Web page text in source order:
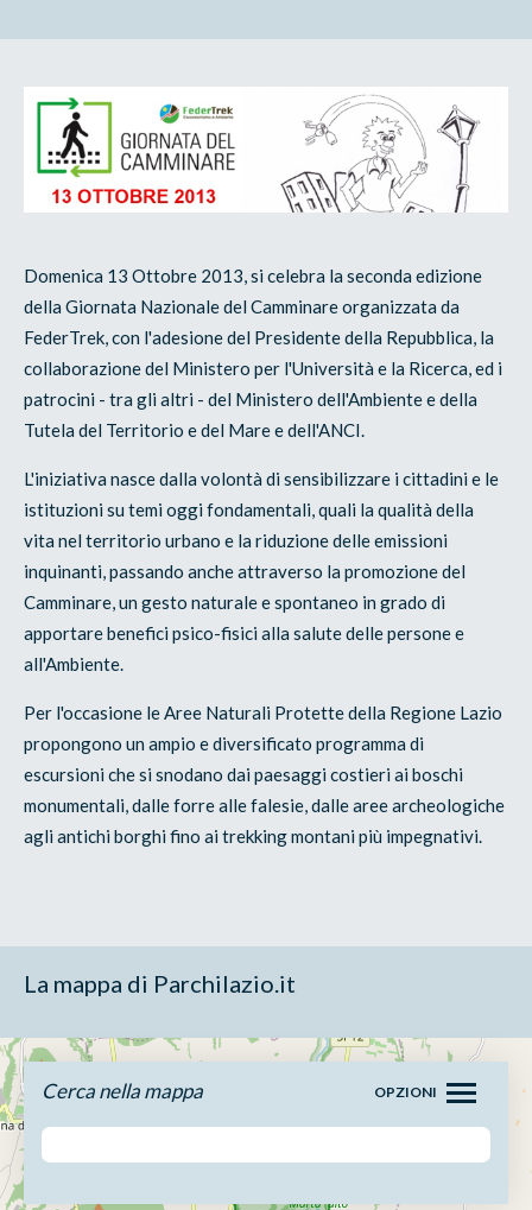
Domenica 13 Ottobre 2013, si celebra la seconda edizione
della Giornata Nazionale del Camminare organizzata da
FederTrek, con l'adesione del Presidente della Repubblica, la
collaborazione del Ministero per l'Università e la Ricerca, ed i
patrocini - tra gli altri - del Ministero dell'Ambiente e della
Tutela del Territorio e del Mare e dell'ANCI.
L'iniziativa nasce dalla volontà di sensibilizzare i cittadini e le
istituzioni su temi oggi fondamentali, quali la qualità della
vita nel territorio urbano e la riduzione delle emissioni
inquinanti, passando anche attraverso la promozione del
Camminare, un gesto naturale e spontaneo in grado di
apportare benefici psico-fisici alla salute delle persone e
all'Ambiente.
Per l'occasione le Aree Naturali Protette della Regione Lazio
propongono un ampio e diversificato programma di
escursioni che si snodano dai paesaggi costieri ai boschi
monumentali, dalle forre alle falesie, dalle aree archeologiche
agli antichi borghi fino ai trekking montani più impegnativi.
La mappa di Parchilazio.it
Cerca nella mappa OPZIONI